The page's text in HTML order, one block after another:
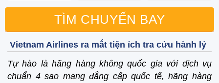
TÌM CHUYẾN BAY
Vietnam Airlines ra mắt tiện ích tra cứu hành lý
Tự hào là hãng hàng không quốc gia với dịch vụ
chuẩn 4 sao mang đẳng cấp quốc tế, hãng hàng